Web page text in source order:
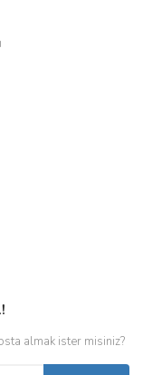
almak ister misiniz?